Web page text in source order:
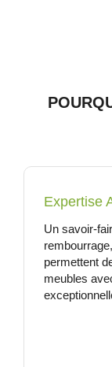
Expertise
Un savoir-
permettent
meubles